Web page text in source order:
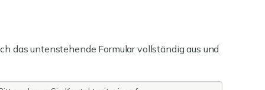
das untenstehende Formular vollständig aus und